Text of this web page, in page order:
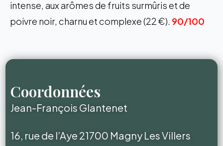
intense, aux arômes de fruits surmûris et de
poivre noir, charnu et complexe (22 €). 90/100
Coordonnées
Jean-François Glantenet
16, rue de l’Aye 21700 Magny Les Villers